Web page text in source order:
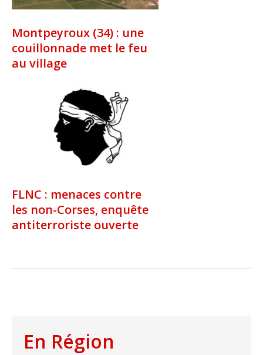
Montpeyroux (34) : une
couillonnade met le feu
au village
FLNC : menaces contre
les non-Corses, enquête
antiterroriste ouverte
En Région